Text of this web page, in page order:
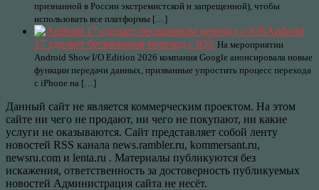
признанной в России экстремистской и запрещенной), чтобы
использовать все платформы […]
Android
17 сделает бесшовным переход с iOS На мероприятии
Android Show I/O Edition 2026 компания Google анонсировала новые
функции передачи данных, призванные упростить процесс перехода
с iPhone на […]
Данный сайт не является коммерческим проектом. На этом
сайте ни чего не продают, ни чего не покупают, ни какие
услуги не оказываются. Сайт представляет собой ленту
новостей RSS канала news.rambler.ru, kommersant.ru,
newsru.com и lenta.ru . Материалы публикуются без
искажения, ответственность за достоверность публикуемых
новостей Администрация сайта не несёт.